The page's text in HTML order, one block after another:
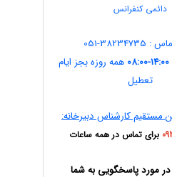
دائمی کنفرانس
051
همه روزه بجز ایام
تعطیل
مستقیم کارشناس دبیرخانه:
برای تماس در همه ساعات
مورد پاسخگویی به شما